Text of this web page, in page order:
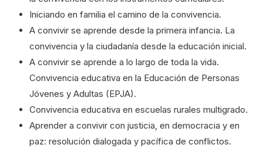
Iniciando en familia el camino de la convivencia.
A convivir se aprende desde la primera infancia. La
convivencia y la ciudadanía desde la educación inicial.
A convivir se aprende a lo largo de toda la vida.
Convivencia educativa en la Educación de Personas
Jóvenes y Adultas (EPJA).
Convivencia educativa en escuelas rurales multigrado.
Aprender a convivir con justicia, en democracia y en
paz: resolución dialogada y pacífica de conflictos.